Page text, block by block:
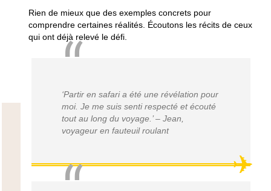
Rien de mieux que des exemples concrets pour
comprendre certaines réalités. Écoutons les récits de ceux
qui ont déjà relevé le défi.
‘Partir en safari a été une révélation pour
moi. Je me suis senti respecté et écouté
tout au long du voyage.’– Jean,
voyageur en fauteuil roulant